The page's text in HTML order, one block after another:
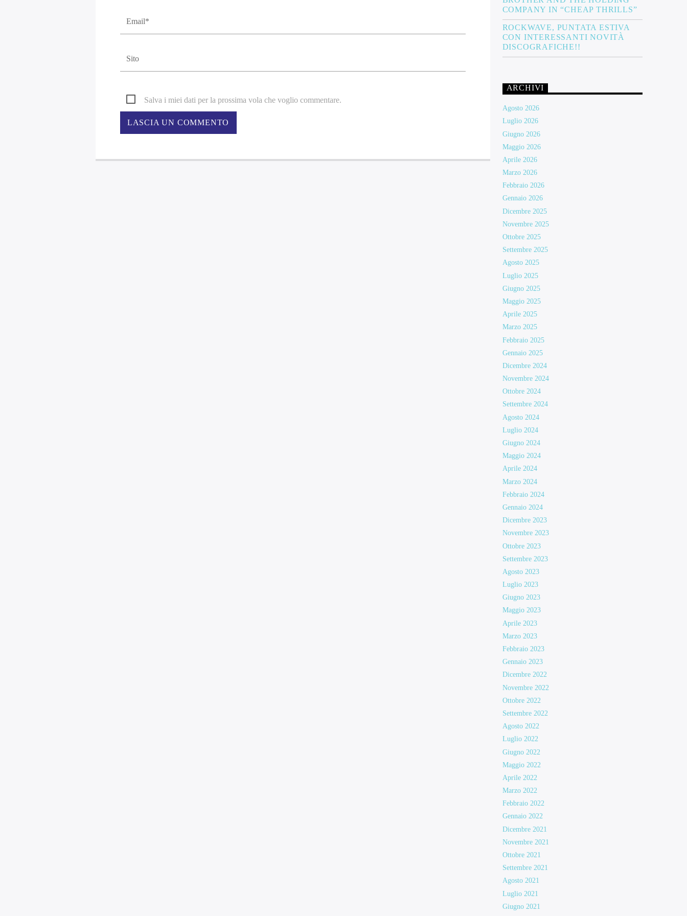
Salva i miei dati per la prossima vola che voglio commentare.
COMPANY IN “CHEAP THRILLS”
ROCKWAVE, PUNTATA ESTIVA
CON INTERESSANTI NOVITÀ
DISCOGRAFICHE!!
ARCHIVI
Agosto 2026
Luglio 2026
Giugno 2026
Maggio 2026
Aprile 2026
Marzo 2026
Febbraio 2026
Gennaio 2026
Dicembre 2025
Novembre 2025
Ottobre 2025
Settembre 2025
Agosto 2025
Luglio 2025
Giugno 2025
Maggio 2025
Aprile 2025
Marzo 2025
Febbraio 2025
Gennaio 2025
Dicembre 2024
Novembre 2024
Ottobre 2024
Settembre 2024
Agosto 2024
Luglio 2024
Giugno 2024
Maggio 2024
Aprile 2024
Marzo 2024
Febbraio 2024
Gennaio 2024
Dicembre 2023
Novembre 2023
Ottobre 2023
Settembre 2023
Agosto 2023
Luglio 2023
Giugno 2023
Maggio 2023
Aprile 2023
Marzo 2023
Febbraio 2023
Gennaio 2023
Dicembre 2022
Novembre 2022
Ottobre 2022
Settembre 2022
Agosto 2022
Luglio 2022
Giugno 2022
Maggio 2022
Aprile 2022
Marzo 2022
Febbraio 2022
Gennaio 2022
Dicembre 2021
Novembre 2021
Ottobre 2021
Settembre 2021
Agosto 2021
Luglio 2021
Giugno 2021